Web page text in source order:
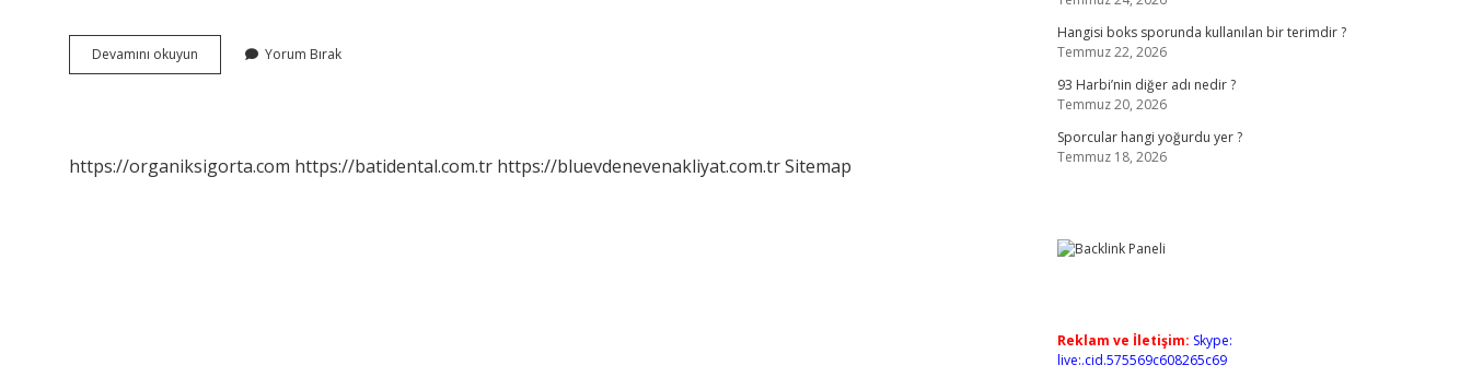
Devamını okuyun
Yapmak
Yorum Bırak
https://organiksigorta.com https://batidental.com.tr https://bluevdenevenakliyat.com.trSitemap
Hangisi boks sporunda kullanılan bir terimdir ?
Temmuz 22, 2026
93 Harbi’nin diğer adı nedir ?
Temmuz 20, 2026
Sporcular hangi yoğurdu yer ?
Temmuz 18, 2026
Reklam ve İletişim: Skype:
live:.cid.575569c608265c69